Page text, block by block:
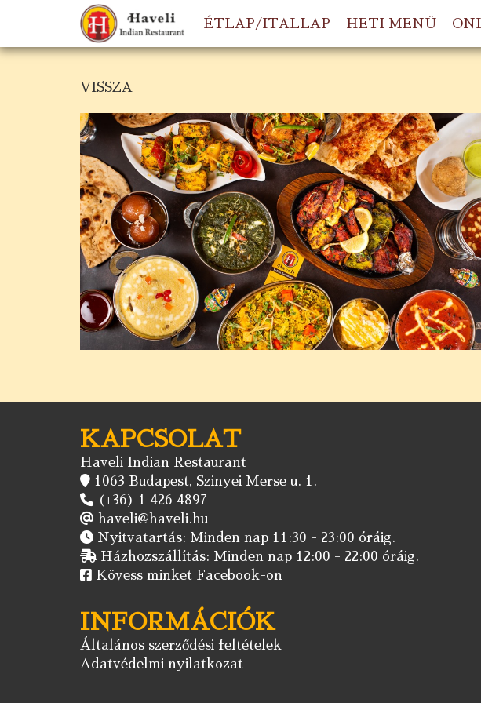
ÉTLAP/ITALLAP HETI MENÜ
VISSZA
KAPCSOLAT
Haveli Indian Restaurant
1063 Budapest, Szinyei Merse u. 1.
(+36) 1 426 4897
haveli@haveli.hu
Nyitvatartás: Minden nap 11:30 - 23:00 óráig.
Házhozszállítás: Minden nap 12:00 - 22:00 óráig.
Kövess minket Facebook-on
INFORMÁCIÓK
Általános szerződési feltételek
Adatvédelmi nyilatkozat